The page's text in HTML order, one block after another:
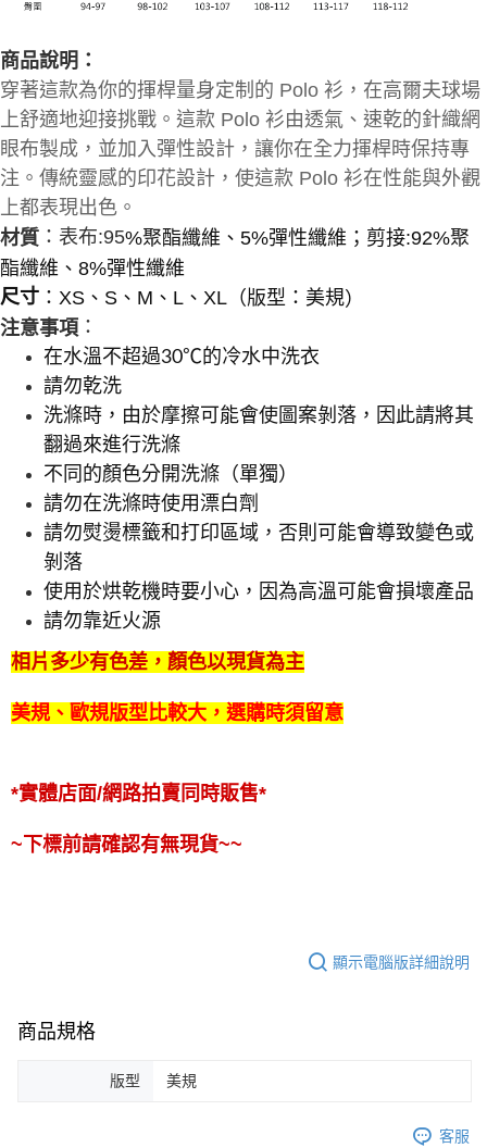
商品說明：
穿著這款為你的揮桿量身定制的 Polo 衫，在高爾夫球場
上舒適地迎接挑戰。這款 Polo 衫由透氣、速乾的針織網
眼布製成，並加入彈性設計，讓你在全力揮桿時保持專
注。傳統靈感的印花設計，使這款 Polo 衫在性能與外觀
上都表現出色。
材質 ：表布:95%聚酯纖維、5%彈性纖維；剪接:92%聚
酯纖維、8%彈性纖維
尺寸 ：XS、S、M、L、XL（版型：美規）
注意事項 ：
在水溫不超過30℃的冷水中洗衣
請勿乾洗
洗滌時，由於摩擦可能會使圖案剝落，因此請將其
翻過來進行洗滌
不同的顏色分開洗滌（單獨）
請勿在洗滌時使用漂白劑
請勿熨燙標籤和打印區域，否則可能會導致變色或
剝落
使用於烘乾機時要小心，因為高溫可能會損壞產品
請勿靠近火源
相片多少有色差，顏色以現貨為主
美規、歐規版型比較大，選購時須留意
*實體店面/網路拍賣同時販售*
~下標前請確認有無現貨~~
顯示電腦版詳細說明
商品規格
版型 美規
客服